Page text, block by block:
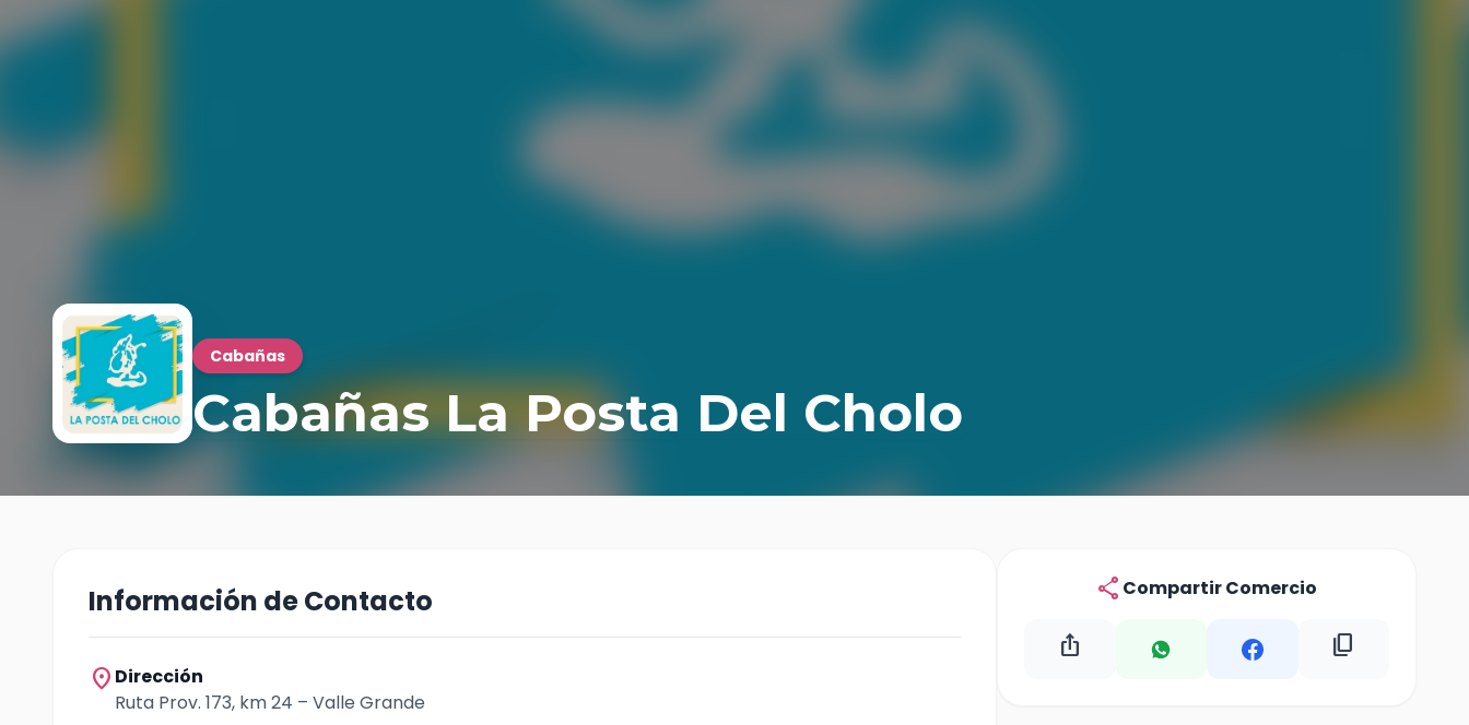
Cabañas
Cabañas La Posta Del Cholo
Información de Contacto
location_on Dirección
Ruta Prov. 173, km 24 – Valle Grande
share Compartir Comercio
ios_share content_copy